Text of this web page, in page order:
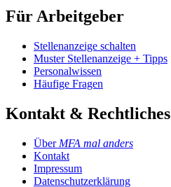
Für Arbeitgeber
Stellenanzeige schalten
Muster Stellenanzeige + Tipps
Personalwissen
Häufige Fragen
Kontakt & Rechtliches
Über MFA mal anders
Kontakt
Impressum
Datenschutzerklärung